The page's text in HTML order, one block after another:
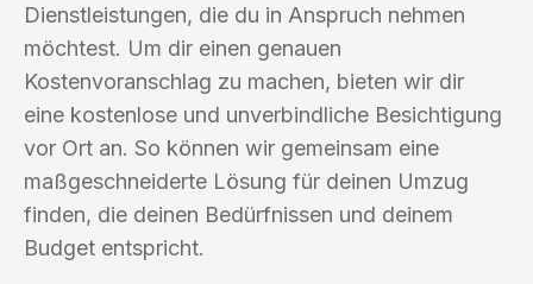
Dienstleistungen, die du in Anspruch nehmen
möchtest. Um dir einen genauen
Kostenvoranschlag zu machen, bieten wir dir
eine kostenlose und unverbindliche Besichtigung
vor Ort an. So können wir gemeinsam eine
maßgeschneiderte Lösung für deinen Umzug
finden, die deinen Bedürfnissen und deinem
Budget entspricht.